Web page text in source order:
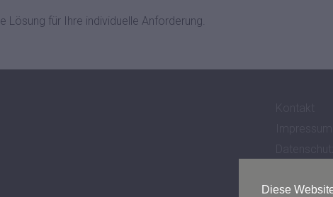
Diese
für Ihre individuelle Anforderung.